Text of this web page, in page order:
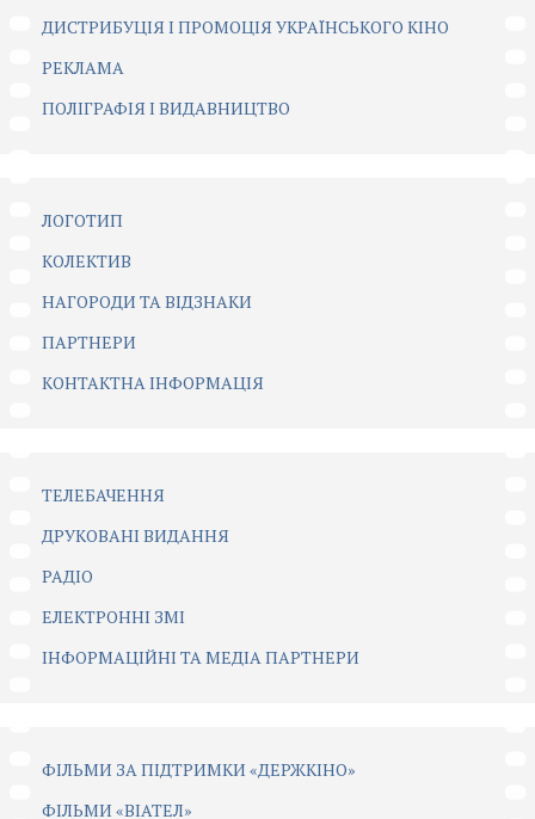
ДИСТРИБУЦІЯ І ПРОМОЦІЯ УКРАЇНСЬКОГО КІНО
РЕКЛАМА
ПОЛІГРАФІЯ І ВИДАВНИЦТВО
ЛОГОТИП
КОЛЕКТИВ
НАГОРОДИ ТА ВІДЗНАКИ
ПАРТНЕРИ
КОНТАКТНА ІНФОРМАЦІЯ
ТЕЛЕБАЧЕННЯ
ДРУКОВАНІ ВИДАННЯ
РАДІО
ЕЛЕКТРОННІ ЗМІ
ІНФОРМАЦІЙНІ ТА МЕДІА ПАРТНЕРИ
ФІЛЬМИ ЗА ПІДТРИМКИ «ДЕРЖКІНО»
ФІЛЬМИ «ВІАТЕЛ»